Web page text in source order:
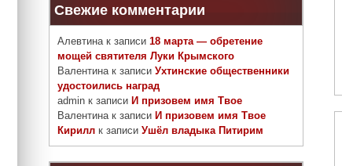
Свежие комментарии
Алевтинак записи 18 марта — обретение
мощей святителя Луки Крымского
Валентинак записи Ухтинские общественники
удостоились наград
admin к записи И призовем имя Твое
Валентинак записи И призовем имя Твое
Кирилл к записи Ушёл владыка Питирим